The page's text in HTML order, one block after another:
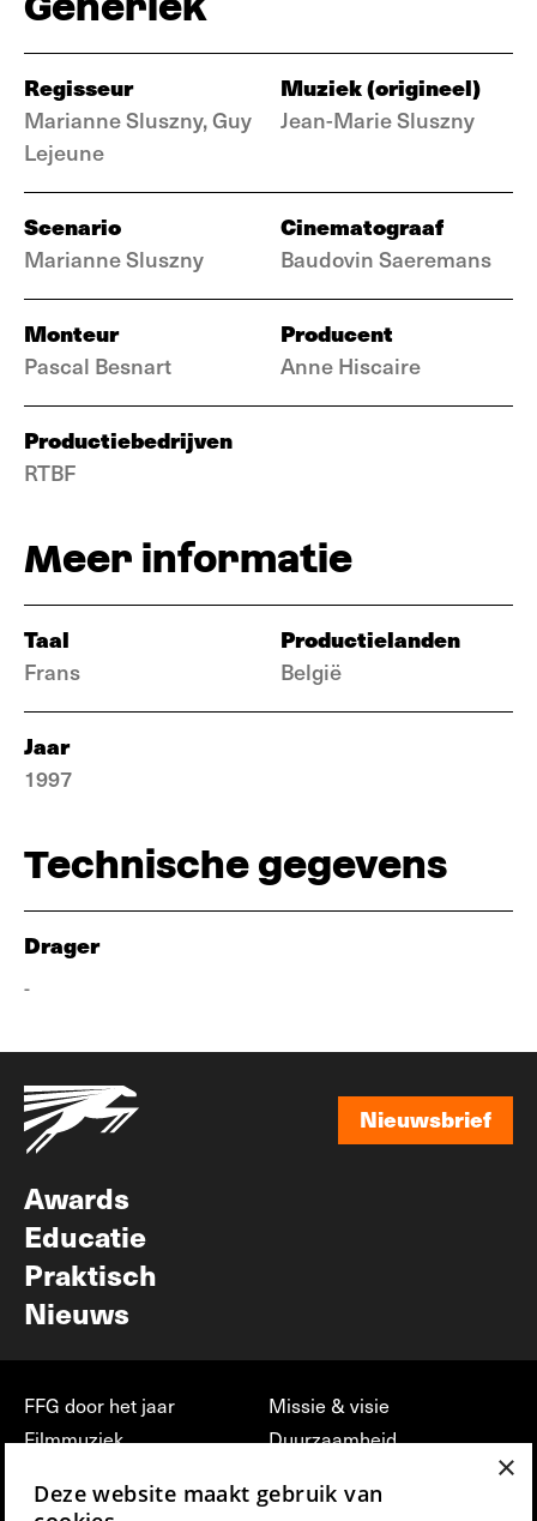
Regisseur
Marianne Sluszny, Guy
Lejeune
Muziek (origineel)
Jean-Marie Sluszny
Scenario
Marianne Sluszny
Cinematograaf
Baudovin Saeremans
Monteur
Pascal Besnart
Producent
Anne Hiscaire
Productiebedrijven
RTBF
Meer informatie
Taal
Frans
Productielanden
België
Jaar
1997
Technische gegevens
Drager
-
Nieuwsbrief
Awards
Educatie
Praktisch
Nieuws
FFG door het jaar
Filmmuziek
Press & Industry
Missie & visie
Duurzaamheid
vrijwilligerswerk bij FFG
×
Deze website maakt gebruik van